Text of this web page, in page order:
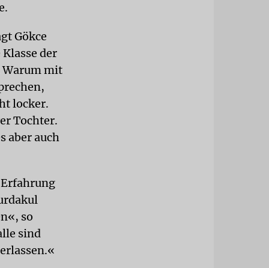
Gökce
der
mit
locker.
Tochter.
aber auch
so
sind